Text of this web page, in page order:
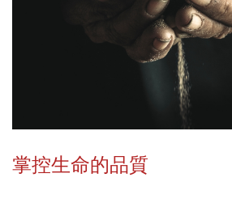
掌控生命的品質